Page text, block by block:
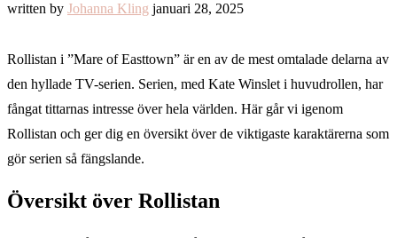
written by Johanna Kling januari 28, 2025
Rollistan i ”Mare of Easttown” är en av de mest omtalade delarna av
den hyllade TV-serien. Serien, med Kate Winslet i huvudrollen, har
fångat tittarnas intresse över hela världen. Här går vi igenom
Rollistan och ger dig en översikt över de viktigaste karaktärerna som
gör serien så fängslande.
Översikt över Rollistan